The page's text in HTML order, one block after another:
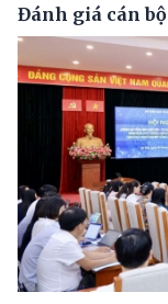
Đánh giá cán